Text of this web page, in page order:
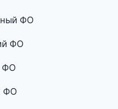
ФО
ФО
ФО
ФО